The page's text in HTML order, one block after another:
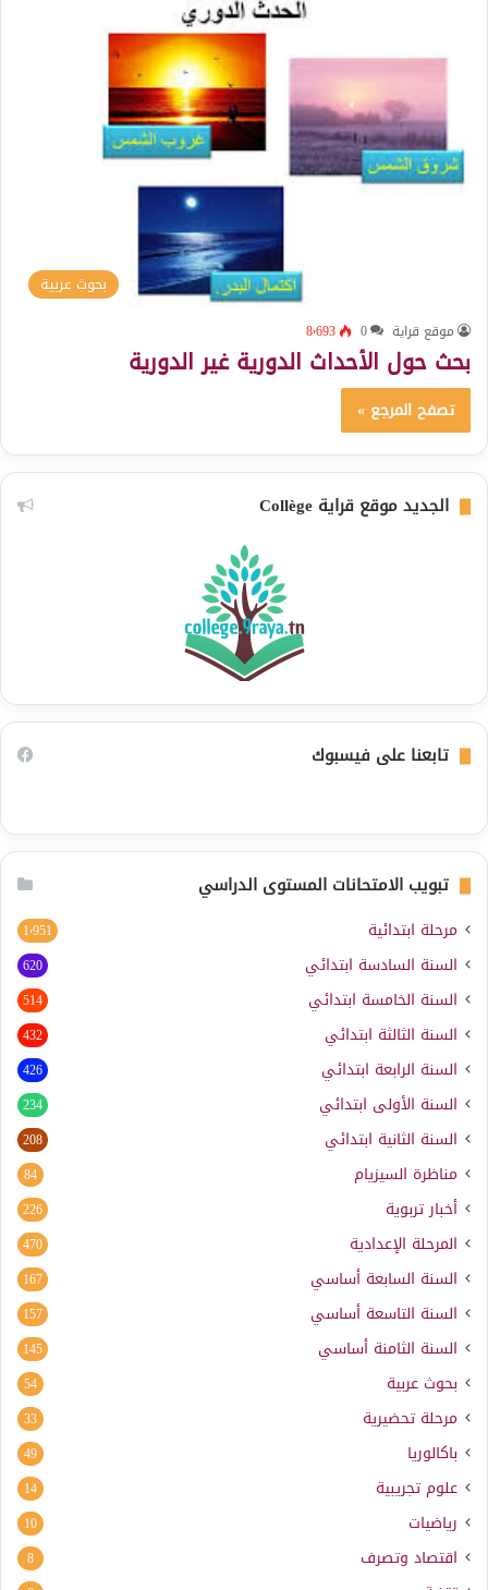
بحوث عربية
موقع قراية 0 8٬693
بحث حول الأحداث الدورية غير الدورية
تصفح المرجع »
الجديد موقع قراية Collège
تابعنا على فيسبوك
تبويب الامتحانات المستوى الدراسي
مرحلة ابتدائية 1٬951
السنة السادسة ابتدائي 620
السنة الخامسة ابتدائي 514
السنة الثالثة ابتدائي 432
السنة الرابعة ابتدائي 426
السنة الأولى ابتدائي 234
السنة الثانية ابتدائي 208
مناظرة السيزيام 84
أخبار تربوية 226
المرحلة الإعدادية 470
السنة السابعة أساسي 167
السنة التاسعة أساسي 157
السنة الثامنة أساسي 145
بحوث عربية 54
مرحلة تحضيرية 33
باكالوريا 49
علوم تجريبية 14
رياضيات 10
اقتصاد وتصرف 8